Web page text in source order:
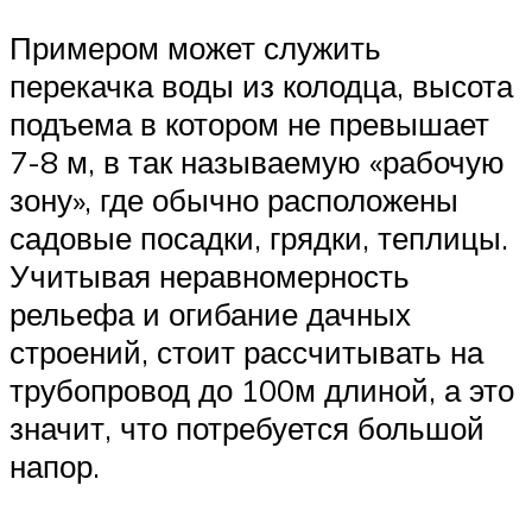
Примером может служить
перекачка воды из колодца, высота
подъема в котором не превышает
7-8 м, в так называемую «рабочую
зону», где обычно расположены
садовые посадки, грядки, теплицы.
Учитывая неравномерность
рельефа и огибание дачных
строений, стоит рассчитывать на
трубопровод до 100м длиной, а это
значит, что потребуется большой
напор.